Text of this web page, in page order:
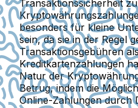
Transaktionssicherheit
besonders für kleine
sein, da sie in der Regel
Transaktionsgebühren
Kreditkartenzahlungen
Natur der
Betrug, indem die
Online-Zahlungen durch